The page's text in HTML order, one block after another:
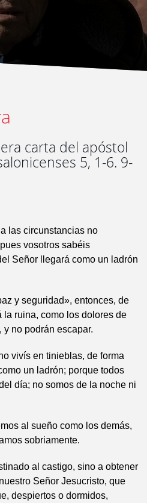
carta del apóstol
5, 1-6. 9-
las circunstancias no
vosotros sabéis
Señor llegará como un ladrón
y seguridad», entonces, de
la ruina, como los dolores de
y no podrán escapar.
vivís en tinieblas, de forma
un ladrón; porque todos
día; no somos de la noche ni
al sueño como los demás,
sobriamente.
al castigo, sino a obtener
Señor Jesucristo, que
despiertos o dormidos,